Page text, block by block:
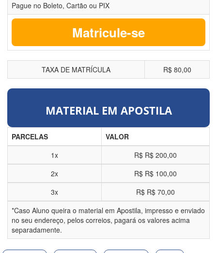
Pague no Boleto, Cartão ou PIX
Matricule-se
TAXA DE MATRÍCULA R$ 80,00
MATERIAL EM APOSTILA
PARCELAS
VALOR
1x
R$ R$ 200,00
2x
R$ R$ 100,00
3x
R$ R$ 70,00
*Caso Aluno queira o material em Apostila, impresso e enviado
no seu endereço, pelos correios, pagará os valores acima
separadamente.